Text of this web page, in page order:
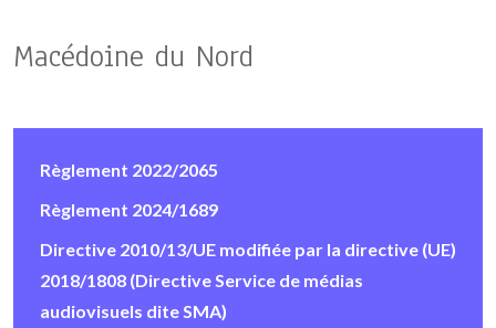
Macédoine du Nord
Règlement 2022/2065
Règlement 2024/1689
Directive 2010/13/UE modifiée par la directive (UE)
2018/1808 (Directive Service de médias
audiovisuels dite SMA)